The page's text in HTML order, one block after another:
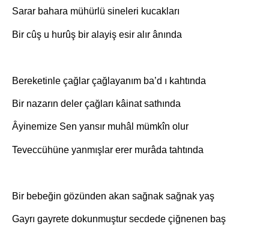
Sarar bahara mühürlü sineleri kucakları
Bir cûş u hurûş bir alayiş esir alır ânında
Bereketinle çağlar çağlayanım ba’d ı kahtında
Bir nazarın deler çağları kâinat sathında
Âyinemize Sen yansır muhâl mümkîn olur
Teveccühüne yanmışlar erer murâda tahtında
Bir bebeğin gözünden akan sağnak sağnak yaş
Gayrı gayrete dokunmuştur secdede çiğnenen baş